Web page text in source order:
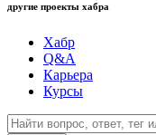
другие проекты хабра
Хабр
Q&A
Карьера
Курсы